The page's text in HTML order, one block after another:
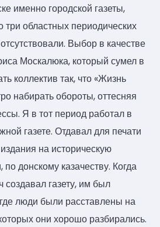
именно городской газеты,
три областных периодических
Выбор в качестве
Москалюка, который сумел в
коллектив так, что «Жизнь
набирать обороты, оттесняя
Я в тот период работал в
газете. Отдавал для печати
на историческую
по донскому казачеству. Когда
газету, им был
люди были расставлены на
они хорошо разбирались.